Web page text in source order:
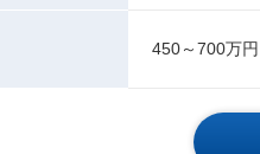
450～700万円